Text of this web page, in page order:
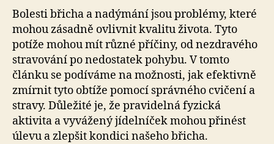
Bolesti břicha a nadýmání jsou problémy, které
mohou zásadně ovlivnit kvalitu života. Tyto
potíže mohou mít různé příčiny, od nezdravého
stravování po nedostatek pohybu. V tomto
článku se podíváme na možnosti, jak efektivně
zmírnit tyto obtíže pomocí správného cvičení a
stravy. Důležité je, že pravidelná fyzická
aktivita a vyvážený jídelníček mohou přinést
úlevu a zlepšit kondici našeho břicha.